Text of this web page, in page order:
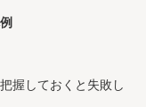
握しておくと失敗し